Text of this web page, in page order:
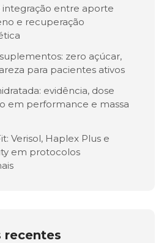
integração entre aporte
e recuperação
zero açúcar,
para pacientes ativos
evidência, dose
em performance e massa
Verisol, Haplex Plus e
em protocolos
recentes